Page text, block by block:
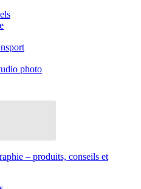
photo
– produits, conseils et